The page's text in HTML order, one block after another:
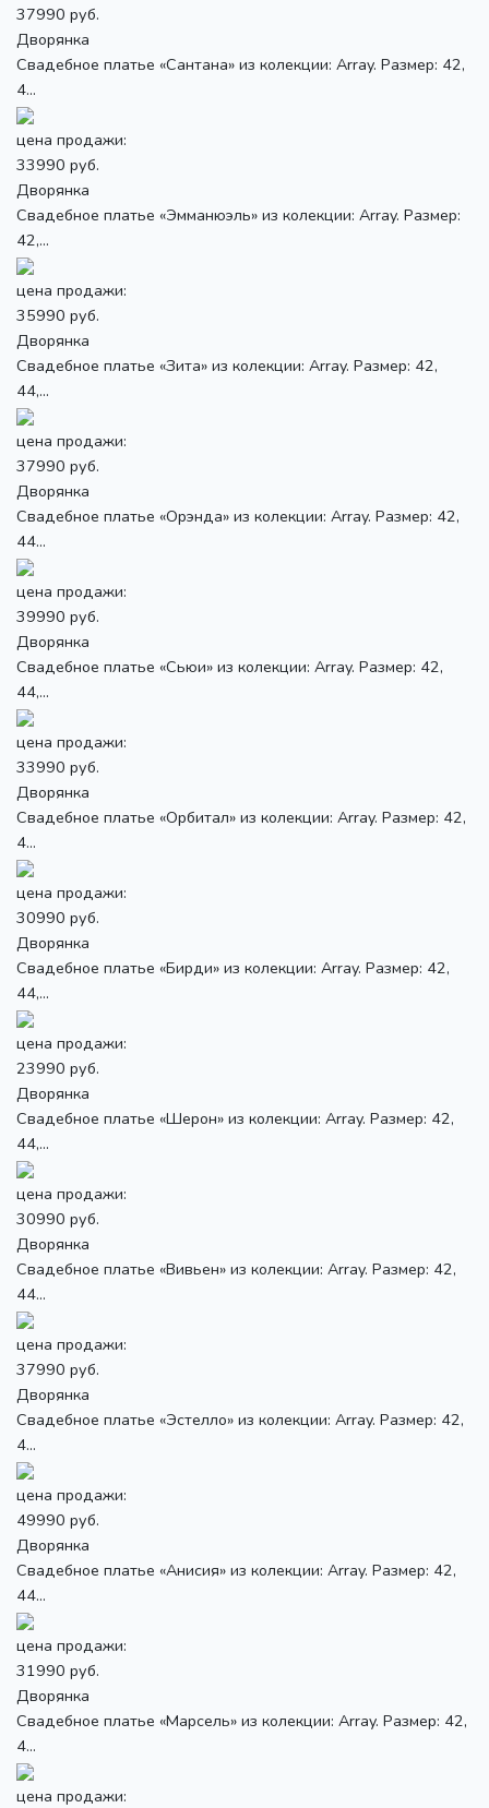
37990 руб.
Дворянка
Свадебное платье «Сантана» из колекции: Array. Размер: 42,
4...
цена продажи:
33990 руб.
Дворянка
Свадебное платье «Эмманюэль» из колекции: Array. Размер:
42,...
цена продажи:
35990 руб.
Дворянка
Свадебное платье «Зита» из колекции: Array. Размер: 42,
44,...
цена продажи:
37990 руб.
Дворянка
Свадебное платье «Орэнда» из колекции: Array. Размер: 42,
44...
цена продажи:
39990 руб.
Дворянка
Свадебное платье «Сьюи» из колекции: Array. Размер: 42,
44,...
цена продажи:
33990 руб.
Дворянка
Свадебное платье «Орбитал» из колекции: Array. Размер: 42,
4...
цена продажи:
30990 руб.
Дворянка
Свадебное платье «Бирди» из колекции: Array. Размер: 42,
44,...
цена продажи:
23990 руб.
Дворянка
Свадебное платье «Шерон» из колекции: Array. Размер: 42,
44,...
цена продажи:
30990 руб.
Дворянка
Свадебное платье «Вивьен» из колекции: Array. Размер: 42,
44...
цена продажи:
37990 руб.
Дворянка
Свадебное платье «Эстелло» из колекции: Array. Размер: 42,
4...
цена продажи:
49990 руб.
Дворянка
Свадебное платье «Анисия» из колекции: Array. Размер: 42,
44...
цена продажи:
31990 руб.
Дворянка
Свадебное платье «Марсель» из колекции: Array. Размер: 42,
4...
цена продажи: